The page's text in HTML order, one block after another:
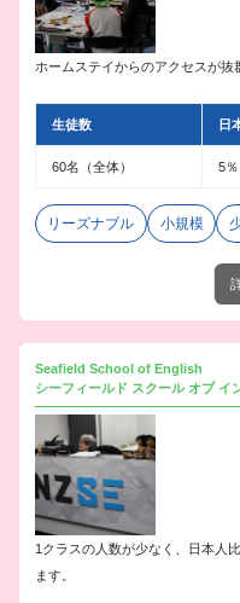
ホームステイからのアクセスが抜
生徒数 日
60名（全体） 5％
リーズナブル 小規模
Seafield School of English
シーフィールド スクール オブ イ
1クラスの人数が少なく、日本人
ます。